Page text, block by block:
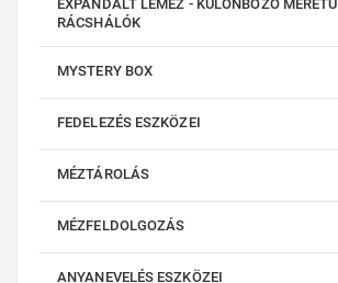
EXPANDÁLT LEMEZ - KÜLÖNBÖZŐ MÉRETŰ
RÁCSHÁLÓK
MYSTERY BOX
FEDELEZÉS ESZKÖZEI
MÉZTÁROLÁS
MÉZFELDOLGOZÁS
ANYANEVELÉS ESZKÖZEI